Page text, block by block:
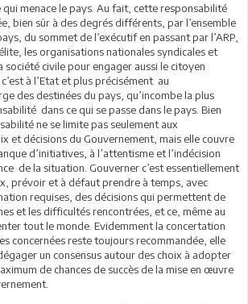
menace le pays. Au fait, cette responsabilité
bien sûr à des degrés différents, par l’ensemble
du sommet de l’exécutif en passant par l’ARP,
les organisations nationales syndicales et
société civile pour engager aussi le citoyen
à l’Etat et plus précisément au
des destinées du pays, qu’incombe la plus
dans ce qui se passe dans le pays. Bien
ne se limite pas seulement aux
et décisions du Gouvernement, mais elle couvre
d’initiatives, à l’attentisme et l’indécision
de la situation. Gouverner c’est essentiellement
prévoir et à défaut prendre à temps, avec
requises, des décisions qui permettent de
et les difficultés rencontrées, et ce, même au
tout le monde. Evidemment la concertation
concernées reste toujours recommandée, elle
un consensus autour des choix à adopter
de chances de succès de la mise en œuvre